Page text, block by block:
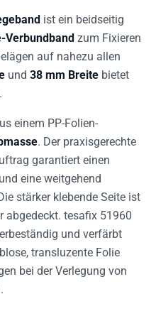
ist ein beidseitig
Verbundband zum Fixieren
auf nahezu allen
und 38 mm Breite bietet
einem PP-Folien-
. Der praxisgerechte
garantiert einen
eine weitgehend
stärker klebende Seite ist
abgedeckt. tesafix 51960
und verfärbt
transluzente Folie
bei der Verlegung von